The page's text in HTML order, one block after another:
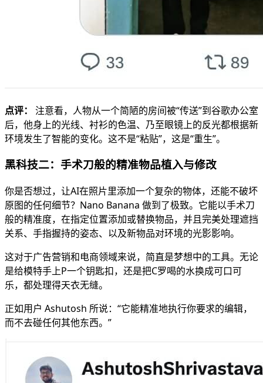
点评：
注意看，人物从一个简陋的房间被“传送”到谷歌办公室
后，他身上的光线、衬衫的色温、乃至眼镜上的反光都根据新
环境发生了智能的变化。这不是“粘贴”，这是“重生”。
黑科技二：手术刀般的精准物品植入与修改
你是否想过，让AI在照片里添加一个复杂的物体，还能不破坏
原图的任何细节？Nano Banana 做到了极致。它能以手术刀
般的精准度，在指定位置添加或替换物品，并且完美处理遮挡
关系、手指握持的姿态、以及新物品对环境的光影影响。
这对于广告营销和电商领域来说，简直是梦想中的工具。无论
是给模特手上P一个钥匙扣，还是把C罗喝的水换成可口可
乐，都处理得天衣无缝。
正如用户 Ashutosh 所说：“它能精准地执行你要求的编辑，
而不去碰任何其他东西。”